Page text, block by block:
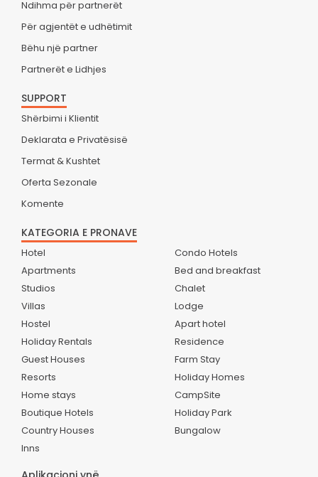
Ndihma për partnerët
Për agjentët e udhëtimit
Bëhu një partner
Partnerët e Lidhjes
SUPPORT
Shërbimi i Klientit
Deklarata e Privatësisë
Termat & Kushtet
Oferta Sezonale
Komente
KATEGORIA E PRONAVE
Hotel
Apartments
Studios
Villas
Hostel
Holiday Rentals
Guest Houses
Resorts
Home stays
Boutique Hotels
Country Houses
Inns
Condo Hotels
Bed and breakfast
Chalet
Lodge
Apart hotel
Residence
Farm Stay
Holiday Homes
CampSite
Holiday Park
Bungalow